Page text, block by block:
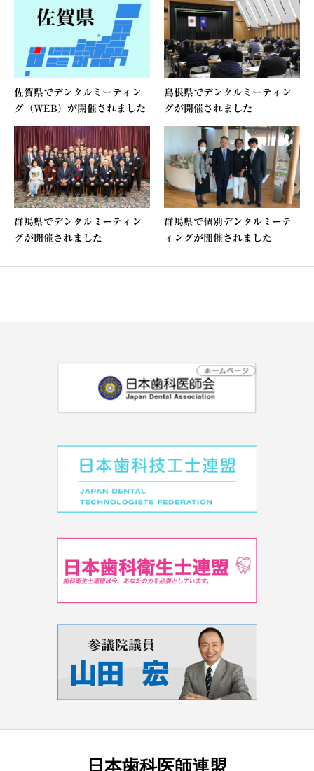
佐賀県でデンタルミーティン
グ（WEB）が開催されました
島根県でデンタルミーティン
グが開催されました
群馬県でデンタルミーティン
グが開催されました
群馬県で個別デンタルミーテ
ィングが開催されました
日本歯科医師連盟